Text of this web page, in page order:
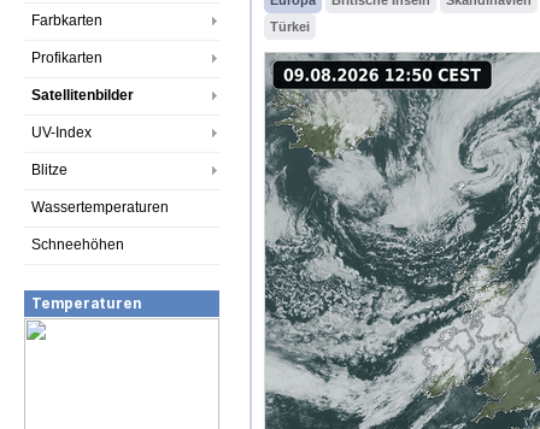
Farbkarten
Profikarten
Satellitenbilder
UV-Index
Blitze
Wassertemperaturen
Schneehöhen
Temperaturen
Türkei